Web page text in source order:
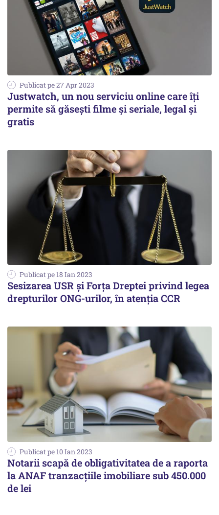
Publicat pe 27 Apr 2023
Justwatch, un nou serviciu online care îţi
permite să găseşti filme şi seriale, legal şi
gratis
Publicat pe 18 Ian 2023
Sesizarea USR şi Forţa Dreptei privind legea
drepturilor ONG-urilor, în atenţia CCR
Publicat pe 10 Ian 2023
Notarii scapă de obligativitatea de a raporta
la ANAF tranzacțiile imobiliare sub 450.000
de lei